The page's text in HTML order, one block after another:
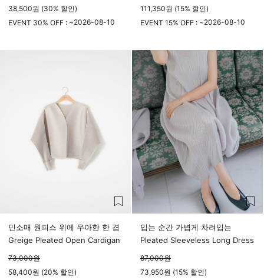
38,500원 (30% 할인)
EVENT 30% OFF : ~2026-08-10
111,350원 (15% 할인)
EVENT 15% OFF : ~2026-08-10
민소매 원피스 위에 우아한 한 겹
Greige Pleated Open Cardigan
73,000원
58,400원 (20% 할인)
입는 순간 가볍게 차려입는
Pleated Sleeveless Long Dress
87,000원
73,950원 (15% 할인)